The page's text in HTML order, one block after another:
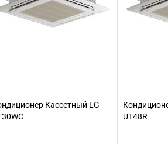
Кассетный LG
UT48R